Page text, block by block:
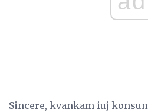
Sincere, kvankam iuj